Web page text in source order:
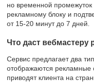
но временной
рекламному блоку и
от 15-20 минут до 7 дней.
Что даст вебмастеру
Сервис предлагает два
отображаются рекламные
приводят клиента на